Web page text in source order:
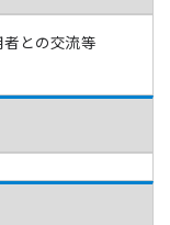
との交流等